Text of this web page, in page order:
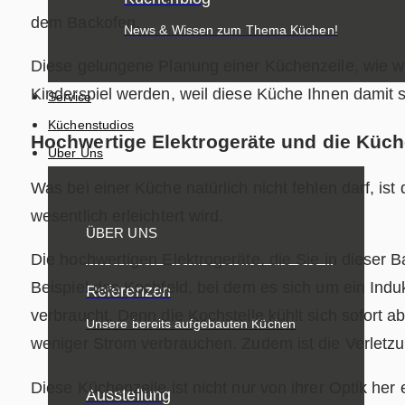
News & Wissen zum Thema Küchen!
Service
Küchenstudios
Über Uns
ÜBER UNS
Referenzen
Unsere bereits aufgebauten Küchen
Ausstellung
dem Backofen.
Diese gelungene Planung einer Küchenzeile, wie
Kinderspiel werden, weil diese Küche Ihnen
Hochwertige Elektrogeräte und die
Was bei einer Küche natürlich nicht fehlen darf,
wesentlich erleichtert wird.
Die hochwertigen Elektrogeräte, die Sie in dieser
Beispiel das Kochfeld, bei dem es sich um ein
verbraucht. Denn die Kochstelle kühlt sich sofort
weniger Strom verbrauchen. Zudem ist die
Diese Küchenzeile ist nicht nur von ihrer Optik